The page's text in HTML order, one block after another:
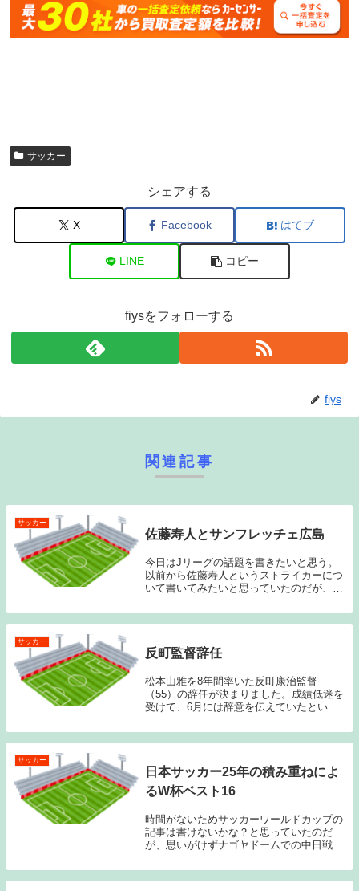
サッカー
シェアする
X Facebook はてブ
LINE コピー
fiysをフォローする
fiys
関連記事
サッカー
佐藤寿人とサンフレッチェ広島
今日はJリーグの話題を書きたいと思う。
以前から佐藤寿人というストライカーにつ
いて書いてみたいと思っていたのだが、そ
年の年間優勝を決めたため、チームのこと
に絡めて書いてみたいと思う。私は、Jリ
サッカー
反町監督辞任
松本山雅を8年間率いた反町康治監督
（55）の辞任が決まりました。成績低迷を
受けて、6月には辞意を伝えていたという
のほか、新潟や湘南の監督を務め、2012
年、Ｊ２に昇格したばかりの松本山雅の監
サッカー
日本サッカー25年の積み重ねによ
るW杯ベスト16
時間がないためサッカーワールドカップの
記事は書けないかな？と思っていたのだ
が、思いがけずナゴヤドームでの中日戦が
カップの日本代表について触れておきた
い。ワールドカップ開幕2ヶ月前にハリル